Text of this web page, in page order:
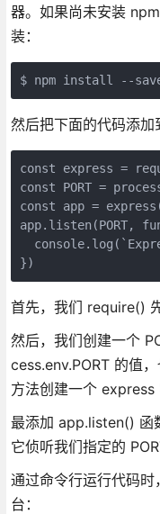
器。如果尚未安装
装：
然后把下面的代码添加
const express =
const PORT =
const app =
app.listen(PORT,
首先，我们 require()
然后，我们创建一个
cess.env.PORT 的值
方法创建一个 express
最添加 app.listen() 函
它侦听我们指定的
通过命令行运行代码
台：